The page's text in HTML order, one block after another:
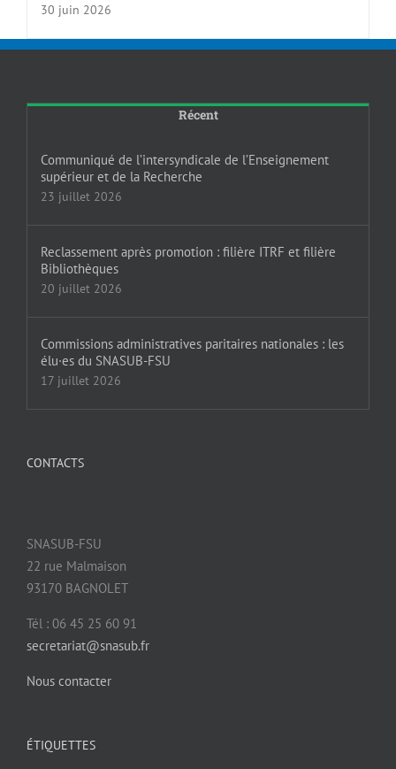
30 juin 2026
Récent
Communiqué de l’intersyndicale de l’Enseignement
supérieur et de la Recherche
23 juillet 2026
Reclassement après promotion : filière ITRF et filière
Bibliothèques
20 juillet 2026
Commissions administratives paritaires nationales : les
élu·es du SNASUB-FSU
17 juillet 2026
CONTACTS
SNASUB-FSU
22 rue Malmaison
93170 BAGNOLET
Tél : 06 45 25 60 91
secretariat@snasub.fr
Nous contacter
ÉTIQUETTES